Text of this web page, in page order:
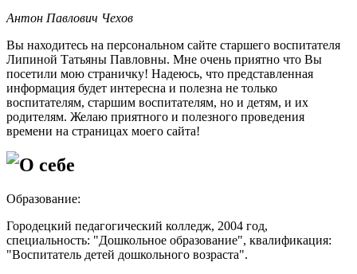
Антон Павлович Чехов
Вы находитесь на персональном сайте старшего воспитателя
Липиной Татьяны Павловны. Мне очень приятно что Вы
посетили мою страничку! Надеюсь, что представленная
информация будет интересна и полезна не только
воспитателям, старшим воспитателям, но и детям, и их
родителям. Желаю приятного и полезного проведения
времени на страницах моего сайта!
О себе
Образование:
Городецкий педагогический колледж, 2004 год,
специальность: "Дошкольное образование", квалификация:
"Воспитатель детей дошкольного возраста".